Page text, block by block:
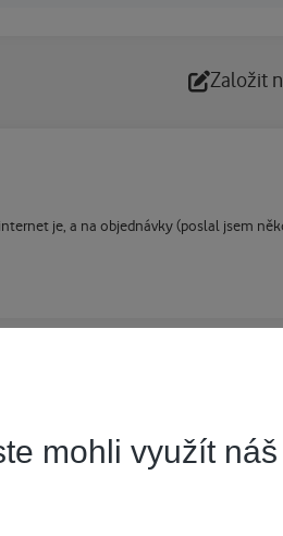
Založit
je, a na objednávky (poslal jsem
mohli využít náš